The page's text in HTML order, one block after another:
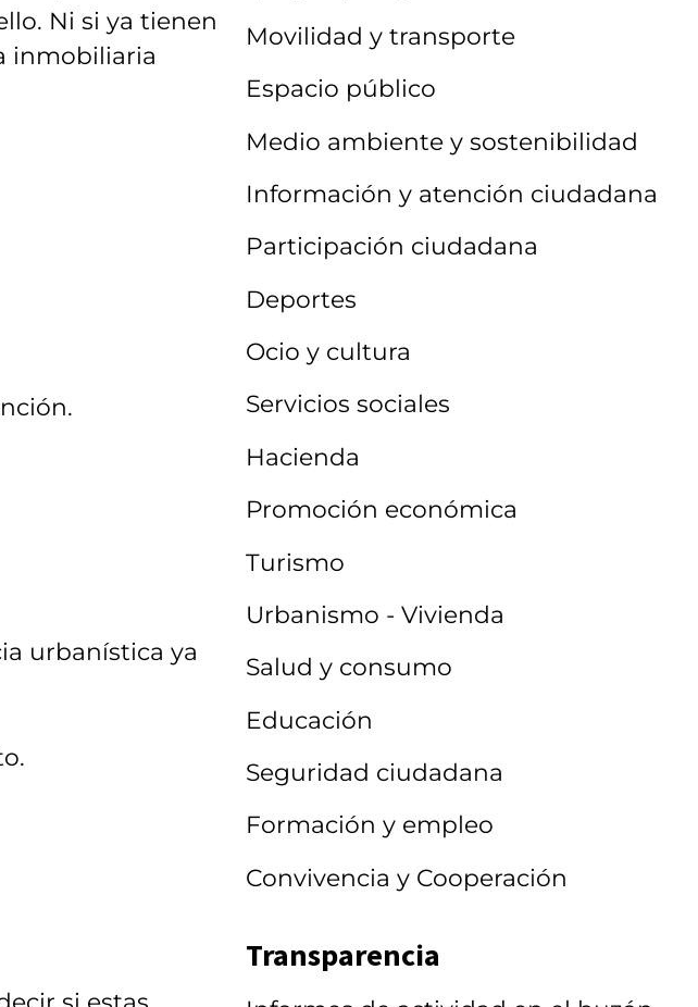
Ni si ya tienen
inmobiliaria
urbanística ya
Movilidad y transporte
Espacio público
Medio ambiente y sostenibilidad
Información y atención ciudadana
Participación ciudadana
Deportes
Ocio y cultura
Servicios sociales
Hacienda
Promoción económica
Turismo
Urbanismo - Vivienda
Salud y consumo
Educación
Seguridad ciudadana
Formación y empleo
Convivencia y Cooperación
Transparencia